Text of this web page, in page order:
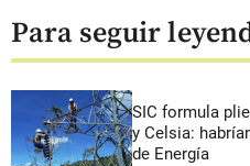
Para seguir
SIC formula
y Celsia:
de Energía